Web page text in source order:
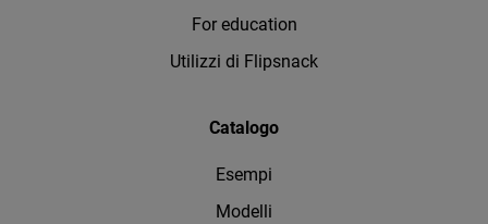
For education
Utilizzi di Flipsnack
Catalogo
Esempi
Modelli